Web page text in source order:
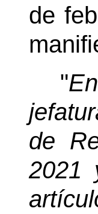
de
"
de
2021